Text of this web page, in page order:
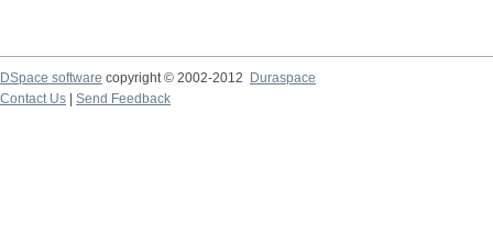
DSpace software copyright © 2002-2012
Duraspace
Contact Us
Send Feedback